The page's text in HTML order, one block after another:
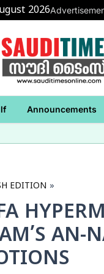
2026
Announcements
EDITION
AN-